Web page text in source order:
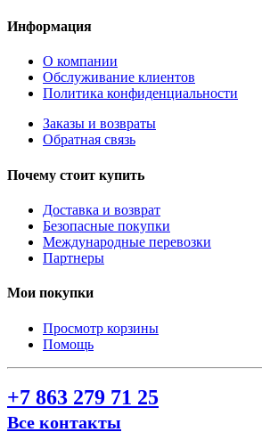
Информация
О компании
Обслуживание клиентов
Политика конфиденциальности
Заказы и возвраты
Обратная связь
Почему стоит купить
Доставка и возврат
Безопасные покупки
Международные перевозки
Партнеры
Мои покупки
Просмотр корзины
Помощь
+7 863 279 71 25
Все контакты